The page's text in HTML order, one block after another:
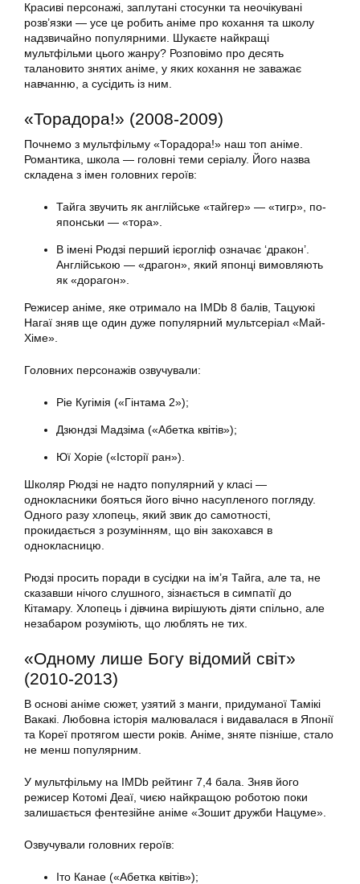
Красиві персонажі, заплутані стосунки та неочікувані
розв’язки — усе це робить аніме про кохання та школу
надзвичайно популярними. Шукаєте найкращі
мультфільми цього жанру? Розповімо про десять
талановито знятих аніме, у яких кохання не заважає
навчанню, а сусідить із ним.
«Торадора!» (2008-2009)
Почнемо з мультфільму «Торадора!» наш топ аніме.
Романтика, школа — головні теми серіалу. Його назва
складена з імен головних героїв:
Тайга звучить як англійське «тайгер» — «тигр», по-
японськи — «тора».
В імені Рюдзі перший ієрогліф означає ‘дракон’.
Англійською — «драгон», який японці вимовляють
як «дорагон».
Режисер аніме, яке отримало на IMDb 8 балів, Тацуюкі
Нагаї зняв ще один дуже популярний мультсеріал «Май-
Хіме».
Головних персонажів озвучували:
Ріе Кугімія («Гінтама 2»);
Дзюндзі Мадзіма («Абетка квітів»);
Юї Хоріе («Історії ран»).
Школяр Рюдзі не надто популярний у класі —
однокласники бояться його вічно насупленого погляду.
Одного разу хлопець, який звик до самотності,
прокидається з розумінням, що він закохався в
однокласницю.
Рюдзі просить поради в сусідки на ім’я Тайга, але та, не
сказавши нічого слушного, зізнається в симпатії до
Кітамару. Хлопець і дівчина вирішують діяти спільно, але
незабаром розуміють, що люблять не тих.
«Одному лише Богу відомий світ»
(2010-2013)
В основі аніме сюжет, узятий з манги, придуманої Тамікі
Вакакі. Любовна історія малювалася і видавалася в Японії
та Кореї протягом шести років. Аніме, зняте пізніше, стало
не менш популярним.
У мультфільму на IMDb рейтинг 7,4 бала. Зняв його
режисер Котомі Деаї, чиєю найкращою роботою поки
залишається фентезійне аніме «Зошит дружби Нацуме».
Озвучували головних героїв:
Іто Канае («Абетка квітів»);